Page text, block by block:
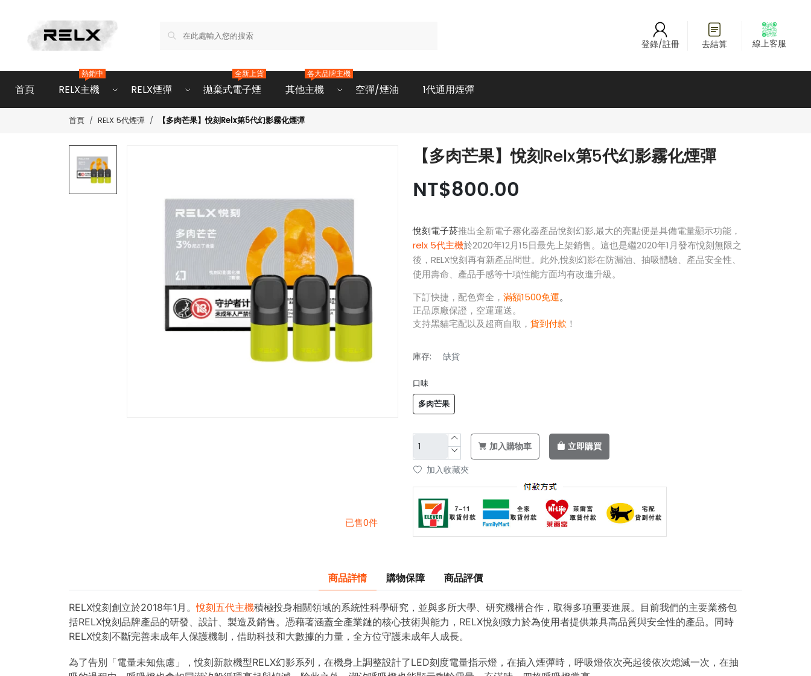
登錄/註冊 去結算 線上客服
首頁 RELX主機
熱銷中
RELX煙彈 拋棄式電子煙
全新上貨
其他主機
各大品牌主機
空彈/煙油 1代通用煙彈
首頁 RELX 5代煙彈 【多肉芒果】悅刻Relx第5代幻影霧化煙彈
已售0件
【多肉芒果】悅刻Relx第5代幻影霧化煙彈
NT$800.00
悅刻電子菸推出全新電子霧化器產品悅刻幻影,最大的亮點便是具備電量顯示功能，
relx 5代主機於2020年12月15日最先上架銷售。這也是繼2020年1月發布悅刻無限之
後，RELX悅刻再有新產品問世。此外,悅刻幻影在防漏油、抽吸體驗、產品安全性、
使用壽命、產品手感等十項性能方面均有改進升級。
下訂快捷，配色齊全， 滿額1500免運。
正品原廠保證，空運運送。
支持黑貓宅配以及超商自取， 貨到付款 ！
庫存: 缺貨
口味
多肉芒果
加入購物車 立即購買
加入收藏夾
商品詳情 購物保障 商品評價
RELX悅刻創立於2018年1月。悅刻五代主機積極投身相關領域的系統性科學研究，並與多所大學、研究機構合作，取得多項重要進展。目前我們的主要業務包
括RELX悅刻品牌產品的研發、設計、製造及銷售。憑藉著涵蓋全產業鏈的核心技術與能力，RELX悅刻致力於為使用者提供兼具高品質與安全性的產品。同時
RELX悅刻不斷完善未成年人保護機制，借助科技和大數據的力量，全方位守護未成年人成長。
為了告別「電量未知焦慮」，悅刻新款機型RELX幻影系列，在機身上調整設計了LED刻度電量指示燈，在插入煙彈時，呼吸燈依次亮起後依次熄滅一次，在抽